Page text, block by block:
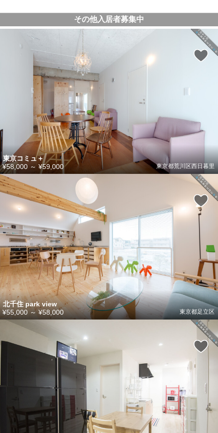
その他入居者募集中
東京コミュ＋
東京都荒川区西日暮里
¥58,000～ ¥59,000
北千住 park view
東京都足立区
¥55,000～¥58,000